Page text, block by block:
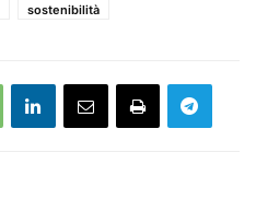
sostenibilità